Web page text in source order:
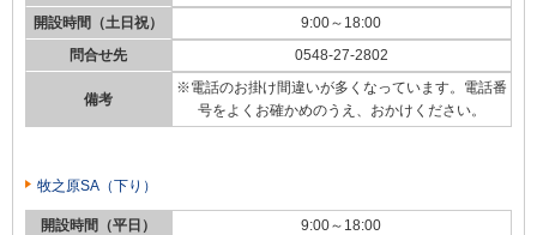
開設時間（土日祝）
9:00～18:00
問合せ先
0548-27-2802
備考
※電話のお掛け間違いが多くなっています。電話番
号をよくお確かめのうえ、おかけください。
牧之原SA（下り）
開設時間（平日）
9:00～18:00